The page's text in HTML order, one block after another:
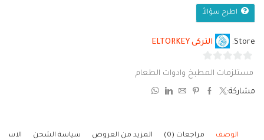
اطرح سؤالاً
Store: التركى ELTORKEY
0
مستلزمات المطبخ وادوات الطعام
مشاركة:
الوصف مراجعات (0) المزيد من العروض سياسة الشحن